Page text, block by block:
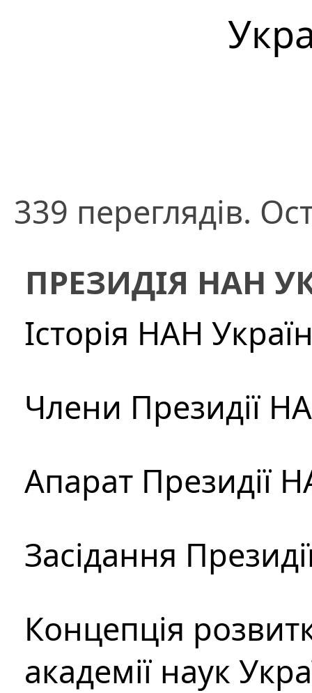
339 переглядів.
ПРЕЗИДІЯ НАН
Історія НАН
Члени Президії
Апарат Президії
Засідання
Концепція
академії наук